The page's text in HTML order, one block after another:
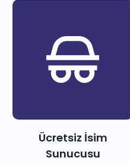
Ücretsiz İsim
Sunucusu